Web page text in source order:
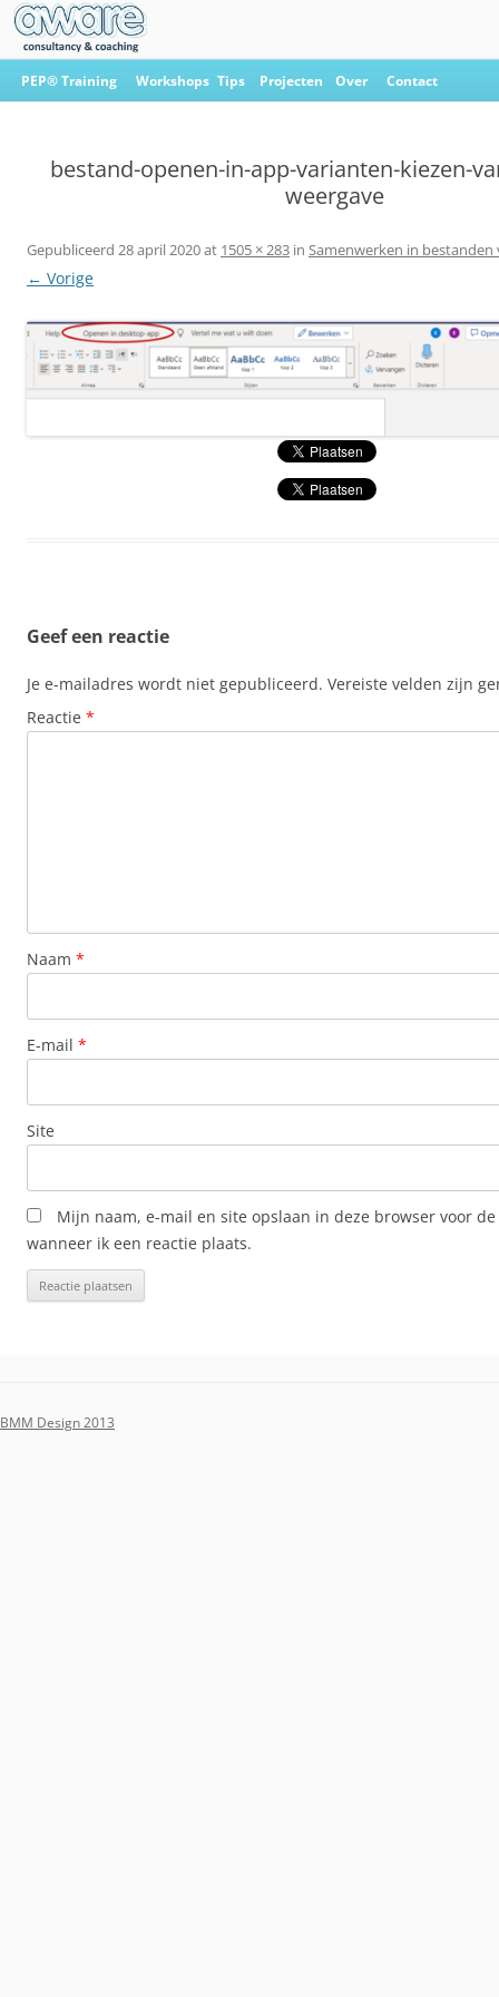
Ga
naar
PEP® Training Workshops Tips Projecten Over Contact
bestand-openen-in-app-varianten-kiezen-
weergave
Gepubliceerd 28 april 2020at 1505 × 283 in Samenwerken in bestanden
← Vorige
Geef een reactie
Je e-mailadres wordt niet gepubliceerd. Vereiste velden zijn
Reactie *
Naam *
E-mail *
Site
Mijn naam, e-mail en site opslaan in deze browser voor
wanneer ik een reactie plaats.
BMM Design 2013